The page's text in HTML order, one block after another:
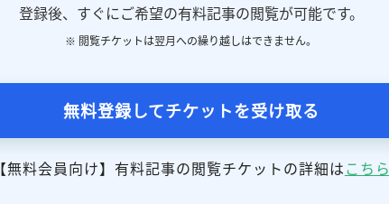
登録後、すぐにご希望の有料記事の閲覧が可能です。
※ 閲覧チケットは翌月への繰り越しはできません。
無料登録してチケットを受け取る
【無料会員向け】有料記事の閲覧チケットの詳細はこちら